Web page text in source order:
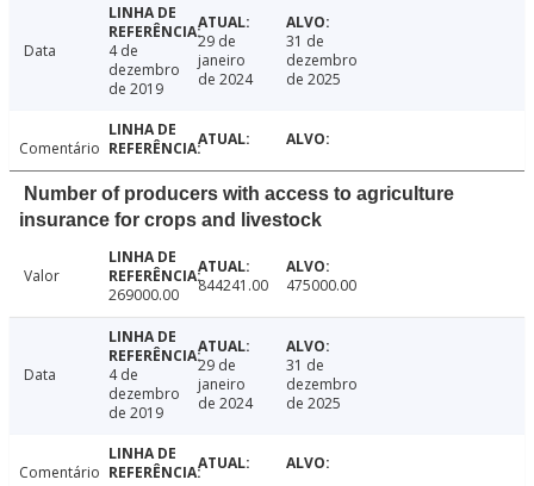
Data
4 de
dezembro
de 2019
29 de
janeiro
de 2024
31 de
dezembro
de 2025
Comentário
Number of producers with access to agriculture
insurance for crops and livestock
Valor
269000.00
844241.00 475000.00
Data
4 de
dezembro
de 2019
29 de
janeiro
de 2024
31 de
dezembro
de 2025
Comentário